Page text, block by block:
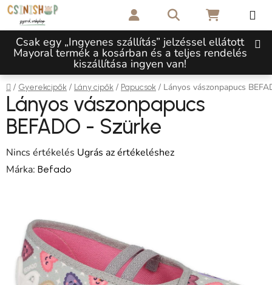
Ugrás a fő tartalomhoz
Csak egy „Ingyenes szállítás” jelzéssel ellátott
Mayoral termék a kosárban és a teljes rendelés
kiszállítása ingyen van!
KeresésKOSÁR
Kezdőlap
/ Gyerekcipők / Lány cipők / Papucsok / Lányos vászonpapucs
Lányos vászonpapucs
BEFADO - Szürke
A termék átlagos értékelése 5-ből 0,0 csillag.
Nincs értékelés Ugrás az értékeléshez
Márka: Befado